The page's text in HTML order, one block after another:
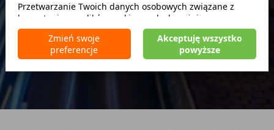
Brak limitu kilometrów
Bezpłatne odwołanie rezerwacji
Przetwarzanie Twoich danych osobowych związane z
korzystaniem z plików cookie w celach wyżej
wymienionych jest prowadzone przez CarFree sp. z o.o. z
siedzibą w Warszawie (02-677), ul. Cybernetyki 5,
będącego administratorem danych. W niektórych
nasi partnerzy. Szczegółowe informacje na temat
korzystania przez nas i naszych partnerów z plików cookie
oraz przetwarzania Twoich danych osobowych, w tym
dotyczące Twoich uprawnień, zawarte są w naszej
Zmień swoje
preferencje
Akceptuję wszystko
powyższe